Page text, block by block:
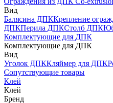
Вид
Балясина ДПККрепление
ДПКПерила ДПКСтолб ДПК
Комплектующие для ДПК
Комплектующие для ДПК
Вид
Уголок ДПККляймер для ДПК
Сопутствующие товары
Клей
Клей
Бренд